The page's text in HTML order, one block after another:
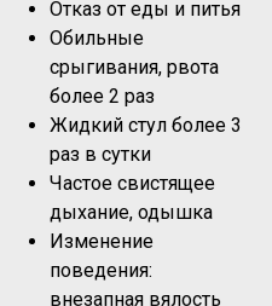
Отказ от еды и питья
Обильные
срыгивания, рвота
более 2 раз
Жидкий стул более 3
раз в сутки
Частое свистящее
дыхание, одышка
Изменение
поведения:
внезапная вялость